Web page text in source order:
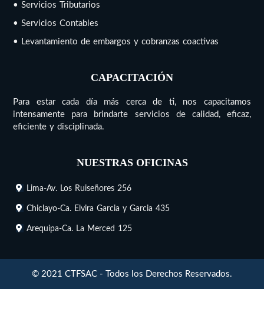
• Servicios Tributarios
• Servicios Contables
• Levantamiento de embargos y cobranzas coactivas
CAPACITACIÓN
Para estar cada día más cerca de ti, nos capacitamos
intensamente para brindarte servicios de calidad, eficaz,
eficiente y disciplinada.
NUESTRAS OFICINAS
Lima-Av. Los Ruiseñores 256
Chiclayo-Ca. Elvira Garcia y Garcia 435
Arequipa-Ca. La Merced 125
© 2021 CTFSAC - Todos los Derechos Reservados.